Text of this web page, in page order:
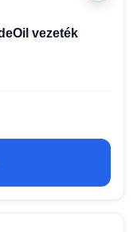
vezeték